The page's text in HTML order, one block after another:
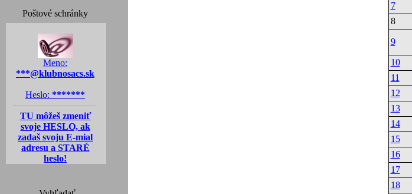
Poštové schránky
Meno:
***@klubnosacs.sk
Heslo: *******
TU môžeš zmeniť
svoje HESLO, ak
zadaš svoju E-mial
adresu a STARÉ
heslo!
7
8
9
10
11
12
13
14
15
16
17
18